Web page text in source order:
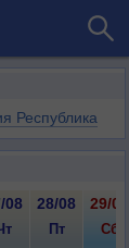
Республика
08 28/08 29/08
Пт Сб